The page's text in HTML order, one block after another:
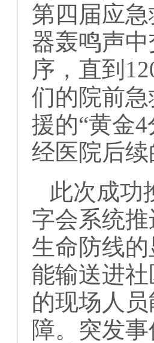
第四届应
器轰鸣声
序，直到
们的院前
援的“黄金
经医院后
此次成功
字会系统
生命防线
能输送进
的现场人
障。突发